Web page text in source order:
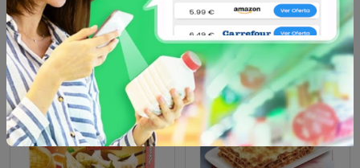
Otros productos de CARREFOURen
Rebozados